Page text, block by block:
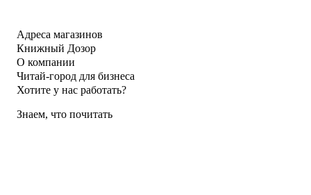
Адреса магазинов
Книжный Дозор
О компании
Читай-город для бизнеса
Хотите у нас работать?
Знаем, что почитать